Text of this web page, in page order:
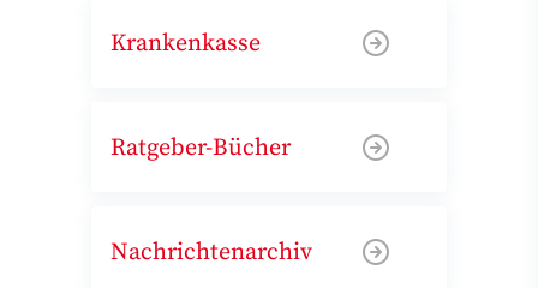
Krankenkasse
Ratgeber-Bücher
Nachrichtenarchiv